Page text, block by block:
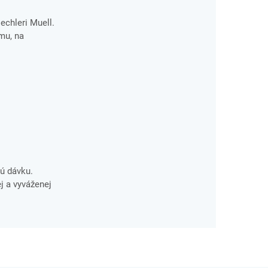
Muell.
na
dávku.
a vyváženej